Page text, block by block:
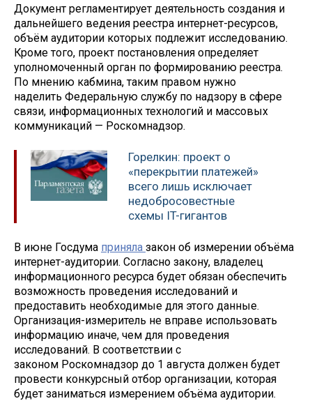
Документ регламентирует деятельность создания и
дальнейшего ведения реестра интернет-ресурсов,
объём аудитории которых подлежит исследованию.
Кроме того, проект постановления определяет
уполномоченный орган по формированию реестра.
По мнению кабмина, таким правом нужно
наделить Федеральную службу по надзору в сфере
связи, информационных технологий и массовых
коммуникаций — Роскомнадзор.
Горелкин: проект о
«перекрытии платежей»
всего лишь исключает
недобросовестные
схемы IT-гигантов
В июне Госдума приняла закон об измерении объёма
интернет-аудитории. Согласно закону, владелец
информационного ресурса будет обязан обеспечить
возможность проведения исследований и
предоставить необходимые для этого данные.
Организация-измеритель не вправе использовать
информацию иначе, чем для проведения
исследований. В соответствии с
законом Роскомнадзор до 1 августа должен будет
провести конкурсный отбор организации, которая
будет заниматься измерением объёма аудитории.